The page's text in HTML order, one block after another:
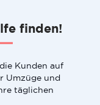
finden!
Kunden auf
Umzüge und
täglichen